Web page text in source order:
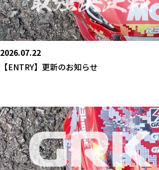
2026.07.22
【ENTRY】更新のお知らせ